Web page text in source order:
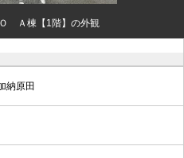
Ａ棟【1階】の外観
納原田